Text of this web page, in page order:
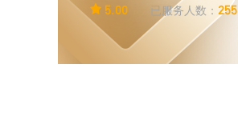
5.00 已服务人数： 255